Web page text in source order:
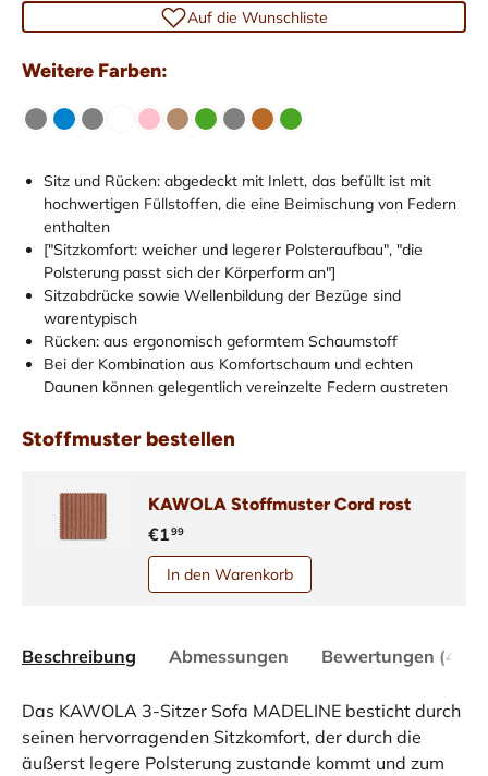
Auf die Wunschliste
Weitere Farben:
Sitz und Rücken: abgedeckt mit Inlett, das befüllt ist mit
hochwertigen Füllstoffen, die eine Beimischung von Federn
enthalten
["Sitzkomfort: weicher und legerer Polsteraufbau", "die
Polsterung passt sich der Körperform an"]
Sitzabdrücke sowie Wellenbildung der Bezüge sind
warentypisch
Rücken: aus ergonomisch geformtem Schaumstoff
Bei der Kombination aus Komfortschaum und echten
Daunen können gelegentlich vereinzelte Federn austreten
Stoffmuster bestellen
KAWOLA Stoffmuster Cord rost
€199
In den Warenkorb
Beschreibung Abmessungen Bewertungen (4)
Das KAWOLA 3-Sitzer Sofa MADELINE besticht durch
seinen hervorragenden Sitzkomfort, der durch die
äußerst legere Polsterung zustande kommt und zum